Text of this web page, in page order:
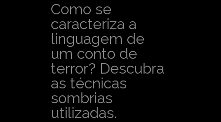
Como se
caracteriza a
linguagem de
um conto de
terror? Descubra
as técnicas
sombrias
utilizadas.